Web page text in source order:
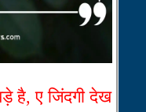
है, ए जिंदगी देख